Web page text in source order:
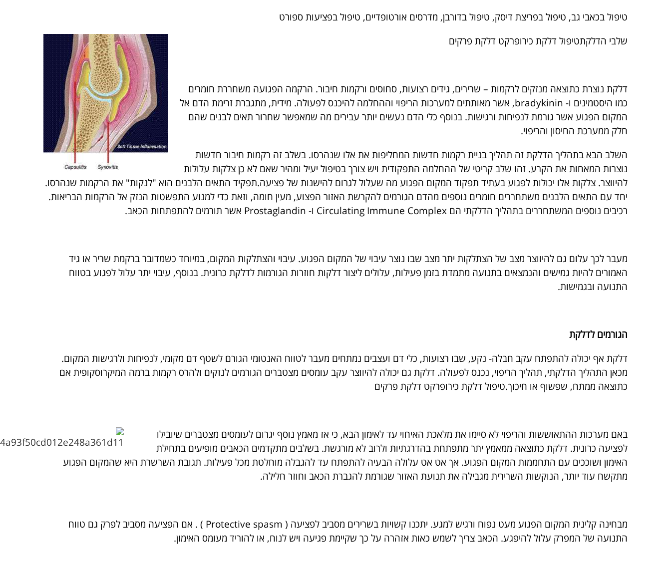
טיפול בכאבי גב, טיפול בפריצת דיסק, טיפול בדורבן, מדרסים אורטופדיים, טיפול בפציעות ספורט
שלבי הדלקתטיפול דלקת כירופרקט דלקת פרקים
דלקת נוצרת כתוצאה מנזקים לרקמות – שרירים, גידים רצועות, סחוסים ורקמות חיבור. הרקמה הפגועה משחררת חומרים
כמו היסטמינים ו- bradykinin, אשר מאותתים למערכות הריפוי וההחלמה להיכנס לפעולה. מידית, מתגברת זרימת הדם אל
המקום הפגוע אשר גורמת לנפיחות ורגישות. בנוסף כלי הדם נעשים יותר עבירים מה שמאפשר שחרור תאים לבנים שהם
חלק ממערכת החיסון והריפוי.
השלב הבא בתהליך הדלקת זה תהליך בניית רקמות חדשות המחליפות את אלו שנהרסו. בשלב זה רקמות חיבור חדשות
נוצרות המאחות את הקרע. זהו שלב קריטי של ההחלמה התפקודית ויש צורך בטיפול יעיל ומהיר שאם לא כן צלקות עלולות
להיווצר. צלקות אלו יכולות לפגוע בעתיד תפקוד המקום הפגוע מה שעלול לגרום להישנות של פציעה.תפקיד התאים הלבנים הוא "לנקות" את הרקמות שנהרסו.
יחד עם התאים הלבנים משתחררים חומרים נוספים מהדם הגורמים להקרשת האזור הפצוע, מעין חומה, וזאת כדי למנוע התפשטות הנזק אל הרקמות הבריאות.
רכיבים נוספים המשתחררים בתהליך הדלקתי הם Circulating Immune Complex ו- Prostaglandin אשר תורמים להתפתחות הכאב.
מעבר לכך עלום גם להיווצר מצב של הצתלקות יתר מצב שבו נוצר עיבוי של המקום הפגוע. עיבוי והצתלקות המקום, במיוחד כשמדובר ברקמת שריר או גיד
האמורים להיות גמישים והנמצאים בתנועה מתמדת בזמן פעילות, עלולים ליצור דלקות חוזרות הגורמות לדלקת כרונית. בנוסף, עיבוי יתר עלול לפגוע בטווח
התנועה ובגמישות.
הגורמים לדלקת
דלקת אף יכולה להתפתח עקב חבלה- נקע, שבו רצועות, כלי דם ועצבים נמתחים מעבר לטווח האנטומי הגורם לשטף דם מקומי, לנפיחות ולרגישות המקום.
מכאן התהליך הדלקתי, תהליך הריפוי, נכנס לפעולה. דלקת גם יכולה להיווצר עקב עומסים מצטברים הגורמים לנזקים ולהרס רקמות ברמה המיקרוסקופית אם
כתוצאה ממתח, שפשוף או חיכוך.טיפול דלקת כירופרקט דלקת פרקים
באם מערכות ההתאוששות והריפוי לא סיימו את מלאכת האיחוי עד לאימון הבא, כי אז מאמץ נוסף יגרום לעומסים מצטברים שיובילו
לפציעה כרונית. דלקת כתוצאה ממאמץ יתר מתפתחת בהדרגתיות ולרוב לא מורגשת. בשלבים מתקדמים הכאבים מופיעים בתחילת
האימון ושוככים עם התחממות המקום הפגוע. אך אט אט עלולה הבעיה להתפתח עד להגבלה מוחלטת מכל פעילות. תגובת השרשרת היא שהמקום הפגוע
מתקשח עוד יותר, הנוקשות השרירית מגבילה את תנועת האזור שגורמת להגברת הכאב וחוזר חלילה.
מבחינה קלינית המקום הפגוע מעט נפוח ורגיש למגע. יתכנו קשויות בשרירים מסביב לפציעה ( Protective spasm ) . אם הפציעה מסביב לפרק גם טווח
התנועה של המפרק עלול להיפגע. הכאב צריך לשמש כאות אזהרה על כך שקיימת פגיעה ויש לנוח, או להוריד מעומס האימון.